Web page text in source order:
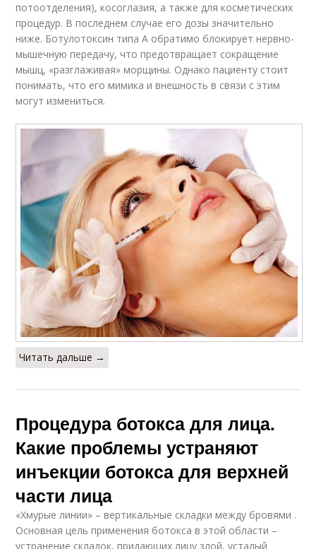
потоотделения), косоглазия, а также для косметических
процедур. В последнем случае его дозы значительно
ниже. Ботулотоксин типа А обратимо блокирует нервно-
мышечную передачу, что предотвращает сокращение
мышц, «разглаживая» морщины. Однако пациенту стоит
понимать, что его мимика и внешность в связи с этим
могут измениться.
Читать дальше →
Процедура ботокса для лица.
Какие проблемы устраняют
инъекции ботокса для верхней
части лица
«Хмурые линии» – вертикальные складки между бровями .
Основная цель применения ботокса в этой области –
устранение складок, придающих лицу злой, усталый